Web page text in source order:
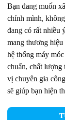
Bạn đang muốn
chính mình,
đang có rất nhiều
mang thương
hệ thống máy
chuẩn, chất
vị chuyên gia
sẽ giúp bạn hiện